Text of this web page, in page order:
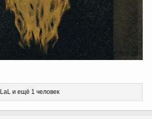
LaL и ещё 1 человек